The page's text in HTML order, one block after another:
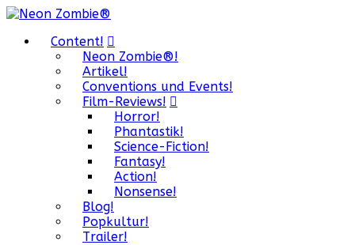
Content!
Neon Zombie®!
Artikel!
Conventions und Events!
Film-Reviews!
Horror!
Phantastik!
Science-Fiction!
Fantasy!
Action!
Nonsense!
Blog!
Popkultur!
Trailer!